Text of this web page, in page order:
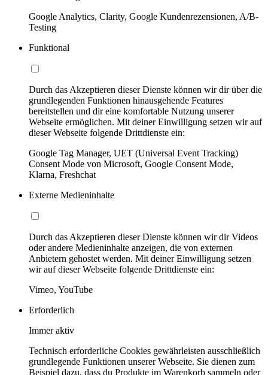
Google Analytics, Clarity, Google Kundenrezensionen, A/B-
Testing
Funktional
Durch das Akzeptieren dieser Dienste können wir dir über die
grundlegenden Funktionen hinausgehende Features
bereitstellen und dir eine komfortable Nutzung unserer
Webseite ermöglichen. Mit deiner Einwilligung setzen wir auf
dieser Webseite folgende Drittdienste ein:
Google Tag Manager, UET (Universal Event Tracking)
Consent Mode von Microsoft, Google Consent Mode,
Klarna, Freshchat
Externe Medieninhalte
Durch das Akzeptieren dieser Dienste können wir dir Videos
oder andere Medieninhalte anzeigen, die von externen
Anbietern gehostet werden. Mit deiner Einwilligung setzen
wir auf dieser Webseite folgende Drittdienste ein:
Vimeo, YouTube
Erforderlich
Immer aktiv
Technisch erforderliche Cookies gewährleisten ausschließlich
grundlegende Funktionen unserer Webseite. Sie dienen zum
Beispiel dazu, dass du Produkte im Warenkorb sammeln oder